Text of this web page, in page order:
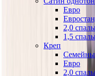
Евро
2,0
1,5
Креп
Евро
2,0